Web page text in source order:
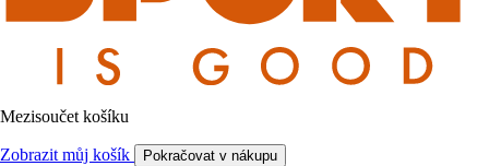
Mezisoučet košíku
Zobrazit můj košík Pokračovat v nákupu